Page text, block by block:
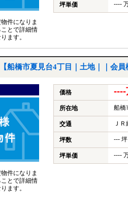
件になりま
とで詳細情
ます。
坪単価 ----
【船橋市夏見台4丁目｜土地｜｜会員
件になりま
とで詳細情
ます。
価格 ----
所在地 船橋
交通 Ｊ
坪数 --- 坪
坪単価 ----